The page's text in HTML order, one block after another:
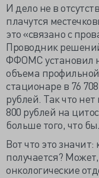
И дело не в
плачутся
это «связано с
Проводник
ФФОМС установил
объема
стационаре в 76
рублей. Так что
800 рублей на
больше того, что
Вот что это
получается?
онкологические